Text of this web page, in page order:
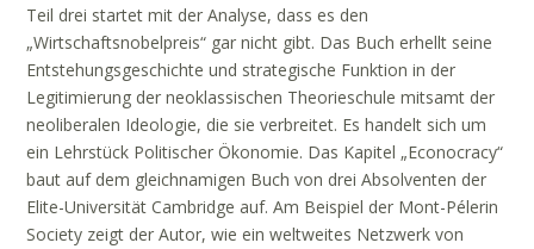
Teil drei startet mit der Analyse, dass es den
„Wirtschaftsnobelpreis“ gar nicht gibt. Das Buch erhellt seine
Entstehungsgeschichte und strategische Funktion in der
Legitimierung der neoklassischen Theorieschule mitsamt der
neoliberalen Ideologie, die sie verbreitet. Es handelt sich um
ein Lehrstück Politischer Ökonomie. Das Kapitel „Econocracy“
baut auf dem gleichnamigen Buch von drei Absolventen der
Elite-Universität Cambridge auf. Am Beispiel der Mont-Pélerin
Society zeigt der Autor, wie ein weltweites Netzwerk von